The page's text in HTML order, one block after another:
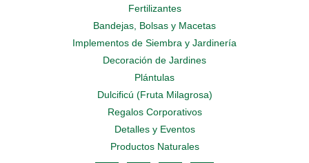
Fertilizantes
Bandejas, Bolsas y Macetas
Implementos de Siembra y Jardinería
Decoración de Jardines
Plántulas
Dulcificú (Fruta Milagrosa)
Regalos Corporativos
Detalles y Eventos
Productos Naturales